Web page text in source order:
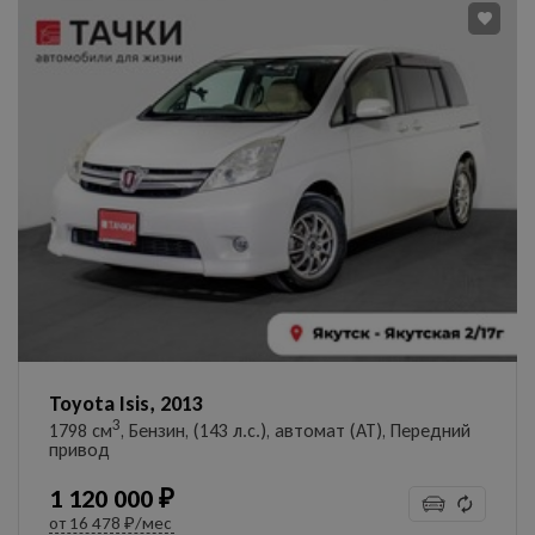
Toyota Isis, 2013
1798 см3, Бензин, (143 л.с.), автомат (AT), Передний
привод
1 120 000 ₽
от 16 478 ₽/мес